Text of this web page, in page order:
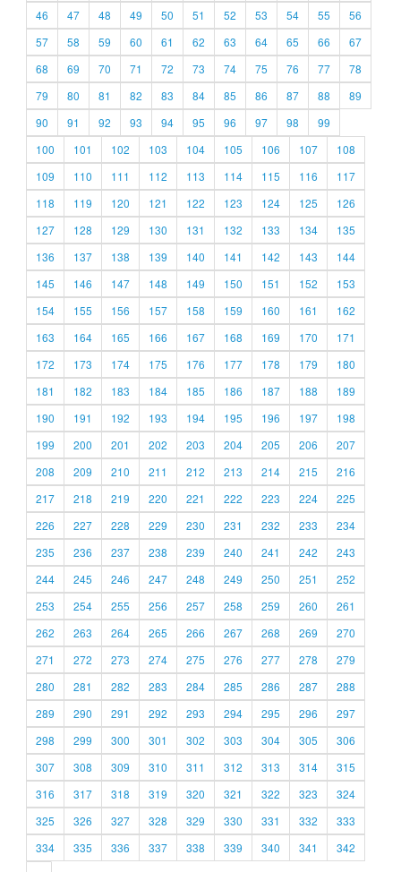
46
47 48 49 50 51 52 53 54 55
56
57
58 59 60 61 62 63 64 65 66
67
68
69 70 71 72 73 74 75 76 77
78
79
80 81 82 83 84 85 86 87 88
89
90
91 92 93 94 95 96 97 98
99
100
101 102 103 104 105 106 107
108
109
110 111 112 113 114 115 116
117
118
119 120 121 122 123 124 125
126
127
128 129 130 131 132 133 134
135
136
137 138 139 140 141 142 143
144
145
146 147 148 149 150 151 152
153
154
155 156 157 158 159 160 161
162
163
164 165 166 167 168 169 170
171
172
173 174 175 176 177 178 179
180
181
182 183 184 185 186 187 188
189
190
191 192 193 194 195 196 197
198
199
200 201 202 203 204 205 206
207
208
209 210 211 212 213 214 215
216
217
218 219 220 221 222 223 224
225
226
227 228 229 230 231 232 233
234
235
236 237 238 239 240 241 242
243
244
245 246 247 248 249 250 251
252
253
254 255 256 257 258 259 260
261
262
263 264 265 266 267 268 269
270
271
272 273 274 275 276 277 278
279
280
281 282 283 284 285 286 287
288
289
290 291 292 293 294 295 296
297
298
299 300 301 302 303 304 305
306
307
308 309 310 311 312 313 314
315
316
317 318 319 320 321 322 323
324
325
326 327 328 329 330 331 332
333
334
335 336 337 338 339 340 341
342